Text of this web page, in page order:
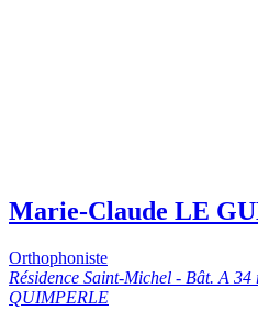
Marie-Claude LE
Orthophoniste
Résidence Saint-Michel - Bât. A
QUIMPERLE